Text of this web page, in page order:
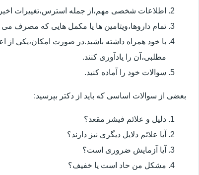
اطلاعات شخصی مهم،از جمله استرس،تغییرات
تمام داروها،ویتامین ها یا مکمل هایی که مصرف می
با خود همراه داشته باشید.در صورت امکان،یکی
مطلبی،آن را یادآوری کنند.
سوالات خود را آماده کنید.
بعضی از سوالات اساسی که باید از دکتر بپرسید:
دلیل و علائم فیشر مقعد؟
آیا علائم دلایل دیگری نیز دارند؟
آیا آزمایش ضروری است؟
مشکل من حاد است یا خفیف؟